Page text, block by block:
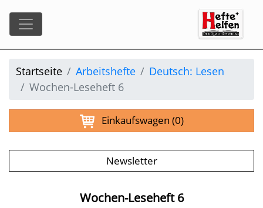
Startseite Arbeitshefte
Deutsch: Lesen
Wochen-Leseheft 6
Einkaufswagen (0)
Newsletter
Wochen-Leseheft 6